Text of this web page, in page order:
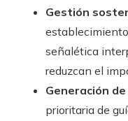
Gestión
establecimiento
señalética
reduzcan el
Generación
prioritaria de